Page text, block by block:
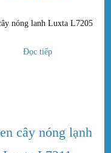
nóng lanh Luxta L7205
Đọc tiếp